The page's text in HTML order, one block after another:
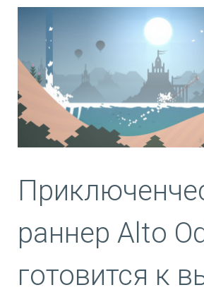
раннер Alto
готовится к